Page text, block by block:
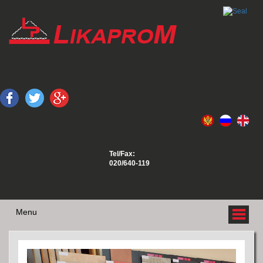
Tel/Fax:
020/640-119
Menu